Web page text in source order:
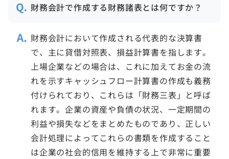
財務会計で作成する財務諸表とは何ですか？
財務会計において作成される代表的な決算書
で、主に貸借対照表、損益計算書を指します。
上場企業などの場合は、これに加えてお金の流
れを示すキャッシュフロー計算書の作成も義務
付けられており、これらは「財務三表」と呼ば
れます。企業の資産や負債の状況、一定期間の
利益や損失などをまとめたものであり、正しい
会計処理によってこれらの書類を作成すること
は企業の社会的信用を維持する上で非常に重要